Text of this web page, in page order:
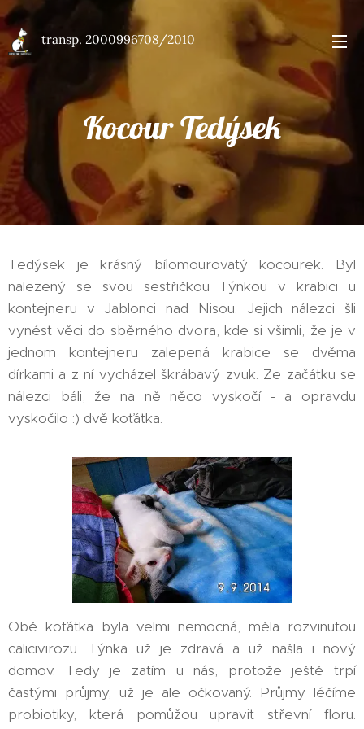
transp. 2000996708/2010
2000996708/2010
Kocour Tedýsek
Tedýsek je krásný bílomourovatý kocourek. Byl
nalezený se svou sestřičkou Týnkou v krabici u
kontejneru v Jablonci nad Nisou. Jejich nálezci šli
vynést věci do sběrného dvora, kde si všimli, že je v
jednom kontejneru zalepená krabice se dvěma
dírkami a z ní vycházel škrábavý zvuk. Ze začátku se
nálezci báli, že na ně něco vyskočí - a opravdu
vyskočilo :) dvě koťátka.
Obě koťátka byla velmi nemocná, měla rozvinutou
calicivirozu. Týnka už je zdravá a už našla i nový
domov. Tedy je zatím u nás, protože ještě trpí
častými průjmy, už je ale očkovaný. Průjmy léčíme
probiotiky, která pomůžou upravit střevní floru.